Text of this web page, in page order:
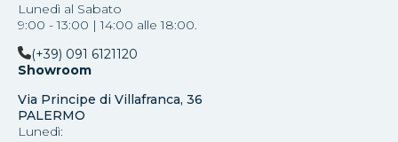
Lunedì al Sabato
9:00 - 13:00 | 14:00 alle 18:00.
(+39) 091 6121120
Showroom
Via Principe di Villafranca, 36
PALERMO
Lunedì: